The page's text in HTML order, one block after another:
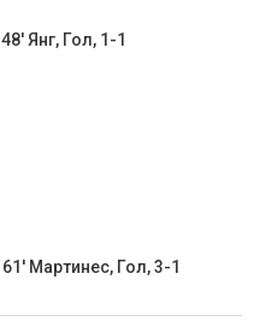
48' Янг, Гол, 1-1
61' Мартинес, Гол, 3-1